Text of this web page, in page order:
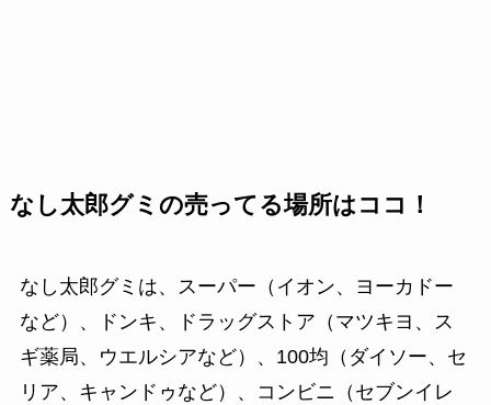
なし太郎グミの売ってる場所はココ！
なし太郎グミは、スーパー（イオン、ヨーカドー
など）、ドンキ、ドラッグストア（マツキヨ、ス
ギ薬局、ウエルシアなど）、100均（ダイソー、セ
リア、キャンドゥなど）、コンビニ（セブンイレ